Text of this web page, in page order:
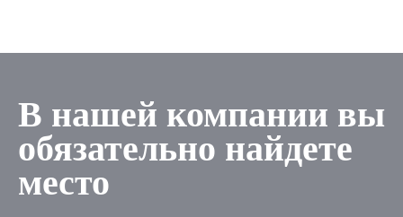
В нашей компании вы
обязательно найдете
место